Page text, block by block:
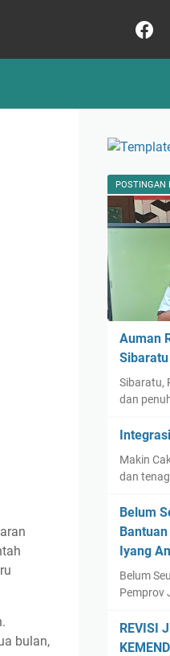
bulan,
POSTINGAN
Auman
Sibaratu
Sibaratu,
dan
Makin
dan
Belum
Iyang
Belum
Pemprov
REVISI